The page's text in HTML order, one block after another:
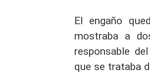
El engaño
mostraba a
responsable
que se trataba